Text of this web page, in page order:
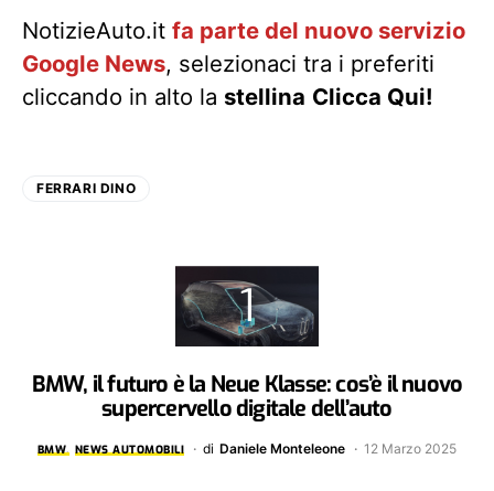
NotizieAuto.it fa parte del nuovo servizio
Google News, selezionaci tra i preferiti
cliccando in alto la stellina Clicca Qui!
FERRARI DINO
BMW, il futuro è la Neue Klasse: cos’è il nuovo
supercervello digitale dell’auto
BMW NEWS AUTOMOBILI di Daniele Monteleone 12 Marzo 2025